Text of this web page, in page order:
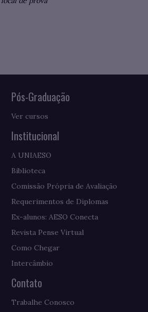
Pós-Graduação
Ver cursos
Institucional
A UNIAESO
Biblioteca
Comissão Própria de Avaliação
Requerimentos de Diplomas
Ex-alunos: AESO Conecta
Revista Pense Virtual
Como Chegar
Intercâmbio
Contato
Trabalhe Conosco